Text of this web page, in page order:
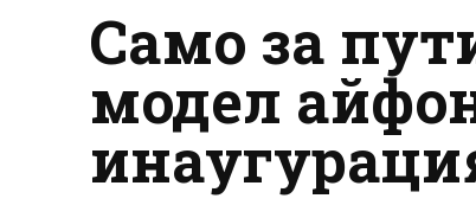
Само за
модел